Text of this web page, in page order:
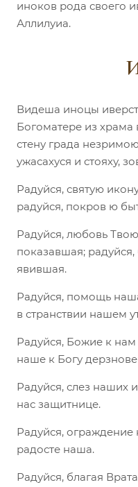
иноков рода своего
Аллилуиа.
Видеша иноцы
Богоматере из храма
стену града
ужасахуся и стояху,
Радуйся, святую
радуйся, покров ю
Радуйся, любовь
показавшая;
явившая.
Радуйся, помощь
в странствии нашем
Радуйся, Божие к нам
наше к Богу
Радуйся, слез наших
нас защитнице.
Радуйся, ограждение
радосте наша.
Радуйся, благая